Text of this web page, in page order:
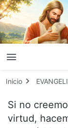
Inicio
Si no
virtud,